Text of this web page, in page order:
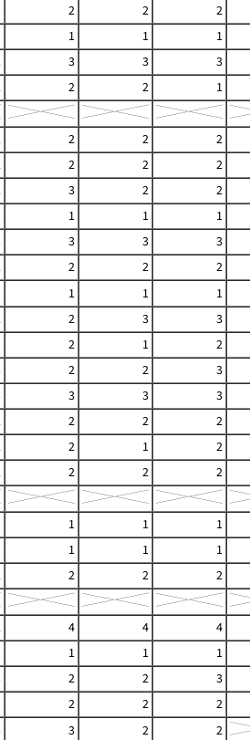
2 2
2
1 1
1
3 3
3
2 2
1
2 2
2
2 2
2
3 2
2
1 1
1
3 3
3
2 2
2
1 1
1
2 3
3
2 1
2
2 2
3
3 3
3
2 2
2
2 1
2
2 2
2
1 1
1
1 1
1
2 2
2
4 4
4
1 1
1
2 2
3
2 2
2
3 2
2